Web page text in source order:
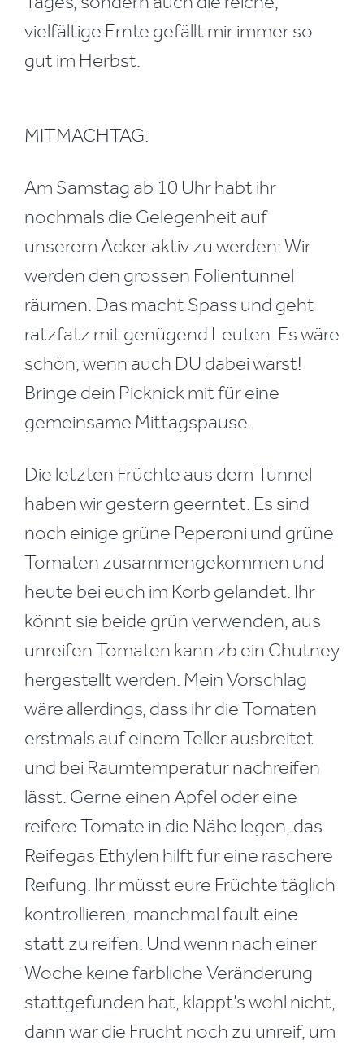
vielfältige Ernte gefällt mir immer so
gut im Herbst.
MITMACHTAG:
Am Samstag ab 10 Uhr habt ihr
nochmals die Gelegenheit auf
unserem Acker aktiv zu werden: Wir
werden den grossen Folientunnel
räumen. Das macht Spass und geht
ratzfatz mit genügend Leuten. Es wäre
schön, wenn auch DU dabei wärst!
Bringe dein Picknick mit für eine
gemeinsame Mittagspause.
Die letzten Früchte aus dem Tunnel
haben wir gestern geerntet. Es sind
noch einige grüne Peperoni und grüne
Tomaten zusammengekommen und
heute bei euch im Korb gelandet. Ihr
könnt sie beide grün verwenden, aus
unreifen Tomaten kann zb ein Chutney
hergestellt werden. Mein Vorschlag
wäre allerdings, dass ihr die Tomaten
erstmals auf einem Teller ausbreitet
und bei Raumtemperatur nachreifen
lässt. Gerne einen Apfel oder eine
reifere Tomate in die Nähe legen, das
Reifegas Ethylen hilft für eine raschere
Reifung. Ihr müsst eure Früchte täglich
kontrollieren, manchmal fault eine
statt zu reifen. Und wenn nach einer
Woche keine farbliche Veränderung
stattgefunden hat, klappt’s wohl nicht,
dann war die Frucht noch zu unreif, um